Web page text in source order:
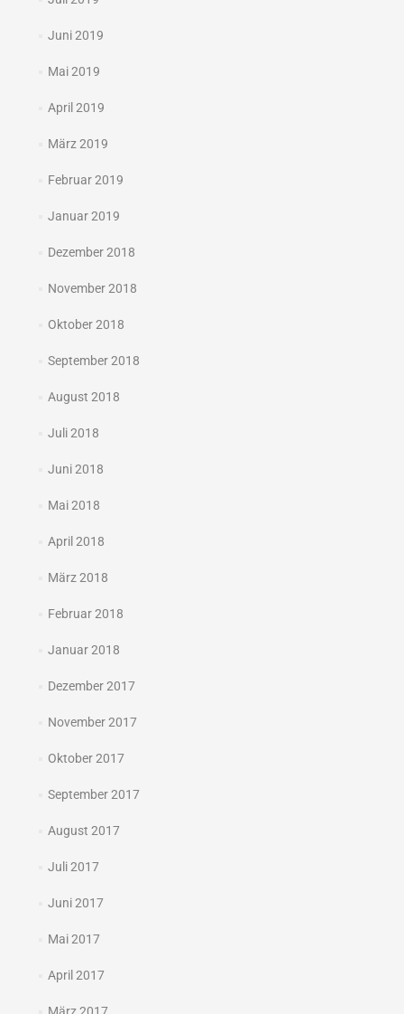
Juni 2019
Mai 2019
April 2019
März 2019
Februar 2019
Januar 2019
Dezember 2018
November 2018
Oktober 2018
September 2018
August 2018
Juli 2018
Juni 2018
Mai 2018
April 2018
März 2018
Februar 2018
Januar 2018
Dezember 2017
November 2017
Oktober 2017
September 2017
August 2017
Juli 2017
Juni 2017
Mai 2017
April 2017